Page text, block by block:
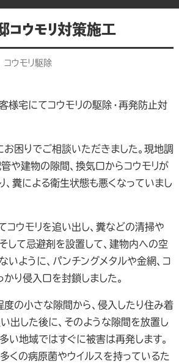
ウモリ対策施工
コウモリ駆除
様宅にてコウモリの駆除・再発防止対
お困りでご相談いただきました。現地調
や建物の隙間、換気口からコウモリが
、糞による衛生状態も悪くなっていまし
コウモリを追い出し、糞などの清掃や
して忌避剤を設置して、建物内への空
ように、パンチングメタルや金網、コ
り侵入口を封鎖しました。
の小さな隙間から、侵入したり住み着
出した後に、そのような隙間を放置し
い地域ではすぐに被害は再発します。
くの病原菌やウイルスを持っているた